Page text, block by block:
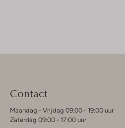
Contact
Maandag - Vrijdag 09:00 - 19:00 uur
Zaterdag 09:00 - 17:00 uur